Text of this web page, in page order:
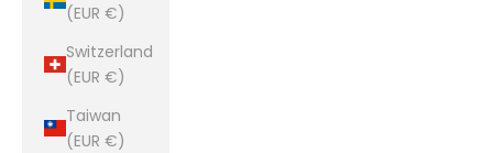
(EUR €)
Switzerland
(EUR €)
Taiwan
(EUR €)